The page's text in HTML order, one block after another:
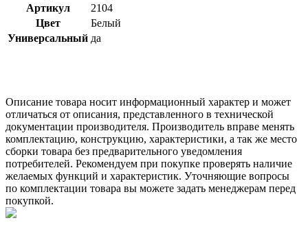
Артикул
2104
Цвет
Белый
Универсальный да
Описание товара носит информационный характер и может
отличаться от описания, представленного в технической
документации производителя. Производитель вправе менять
комплектацию, конструкцию, характеристики, а так же место
сборки товара без предварительного уведомления
потребителей. Рекомендуем при покупке проверять наличие
желаемых функций и характеристик. Уточняющие вопросы
по комплектации товара вы можете задать менеджерам перед
покупкой.